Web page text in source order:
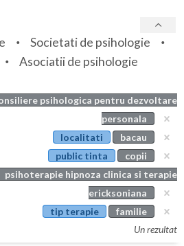
Societati de psihologie
Asociatii de psihologie
psihologica pentru dezvoltare
personala
localitati
bacau
public tinta
copii
psihoterapie hipnoza clinica si terapie
ericksoniana
tip terapie
familie
Un rezultat